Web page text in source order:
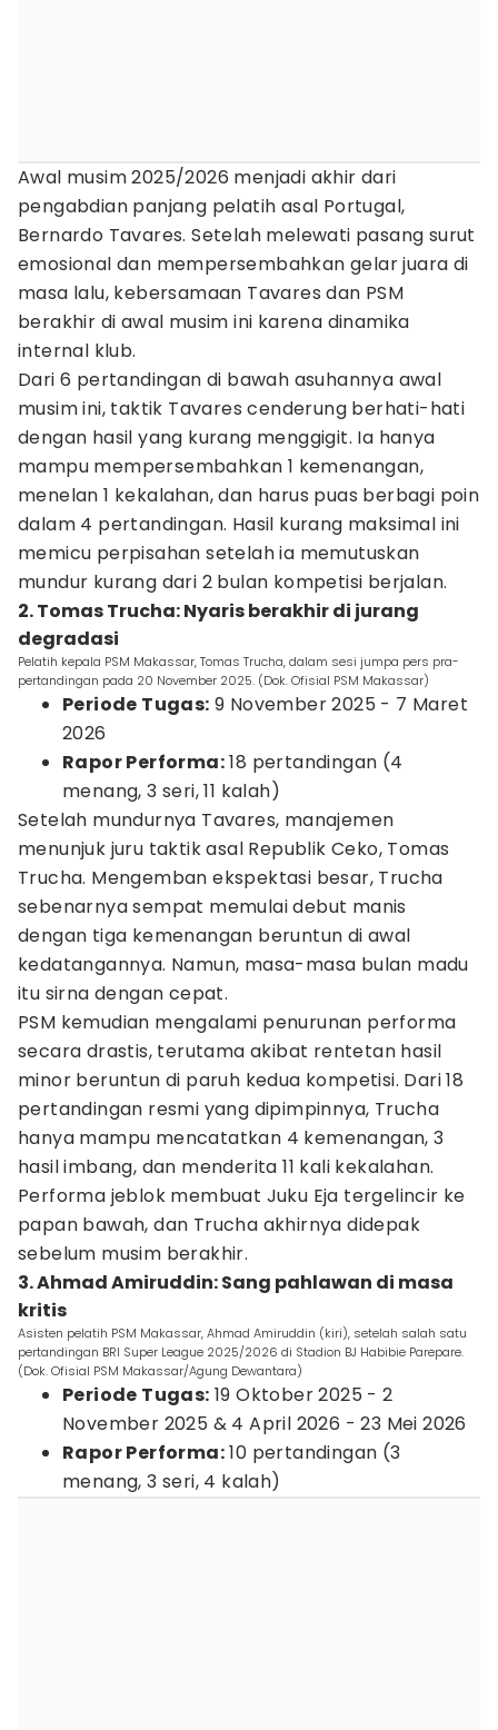
Awal musim 2025/2026 menjadi akhir dari
pengabdian panjang pelatih asal Portugal,
Bernardo Tavares. Setelah melewati pasang surut
emosional dan mempersembahkan gelar juara di
masa lalu, kebersamaan Tavares dan PSM
berakhir di awal musim ini karena dinamika
internal klub.
Dari 6 pertandingan di bawah asuhannya awal
musim ini, taktik Tavares cenderung berhati-hati
dengan hasil yang kurang menggigit. Ia hanya
mampu mempersembahkan 1 kemenangan,
menelan 1 kekalahan, dan harus puas berbagi poin
dalam 4 pertandingan. Hasil kurang maksimal ini
memicu perpisahan setelah ia memutuskan
mundur kurang dari 2 bulan kompetisi berjalan.
2. Tomas Trucha: Nyaris berakhir di jurang
degradasi
Pelatih kepala PSM Makassar, Tomas Trucha, dalam sesi jumpa pers pra-
pertandingan pada 20 November 2025. (Dok. Ofisial PSM Makassar)
Periode Tugas: 9 November 2025 - 7 Maret
2026
Rapor Performa:18 pertandingan (4
menang, 3 seri, 11 kalah)
Setelah mundurnya Tavares, manajemen
menunjuk juru taktik asal Republik Ceko, Tomas
Trucha. Mengemban ekspektasi besar, Trucha
sebenarnya sempat memulai debut manis
dengan tiga kemenangan beruntun di awal
kedatangannya. Namun, masa-masa bulan madu
itu sirna dengan cepat.
PSM kemudian mengalami penurunan performa
secara drastis, terutama akibat rentetan hasil
minor beruntun di paruh kedua kompetisi. Dari 18
pertandingan resmi yang dipimpinnya, Trucha
hanya mampu mencatatkan 4 kemenangan, 3
hasil imbang, dan menderita 11 kali kekalahan.
Performa jeblok membuat Juku Eja tergelincir ke
papan bawah, dan Trucha akhirnya didepak
sebelum musim berakhir.
3. Ahmad Amiruddin: Sang pahlawan di masa
kritis
Asisten pelatih PSM Makassar, Ahmad Amiruddin (kiri), setelah salah satu
pertandingan BRI Super League 2025/2026 di Stadion BJ Habibie Parepare.
(Dok. Ofisial PSM Makassar/Agung Dewantara)
Periode Tugas: 19 Oktober 2025 - 2
November 2025 & 4 April 2026 - 23 Mei 2026
Rapor Performa:10 pertandingan (3
menang, 3 seri, 4 kalah)